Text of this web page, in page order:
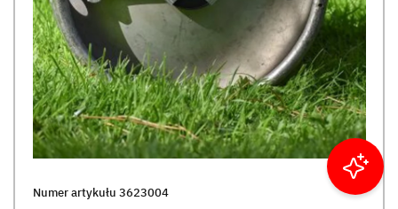
Numer artykułu 3623004